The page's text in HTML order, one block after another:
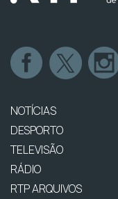
NOTÍCIAS
DESPORTO
TELEVISÃO
RÁDIO
RTP ARQUIVOS